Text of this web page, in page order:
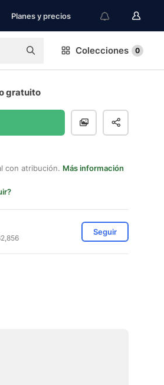
Planes y precios
Colecciones 0
gratuito
con atribución. Más información
Seguir